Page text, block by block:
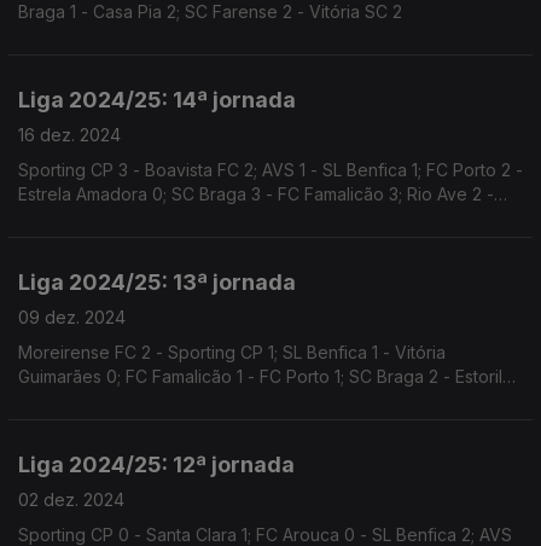
Braga 1 - Casa Pia 2; SC Farense 2 - Vitória SC 2
Liga 2024/25: 14ª jornada
16 dez. 2024
Sporting CP 3 - Boavista FC 2; AVS 1 - SL Benfica 1; FC Porto 2 -
Estrela Amadora 0; SC Braga 3 - FC Famalicão 3; Rio Ave 2 -
Liga 2024/25: 13ª jornada
09 dez. 2024
Moreirense FC 2 - Sporting CP 1; SL Benfica 1 - Vitória
Guimarães 0; FC Famalicão 1 - FC Porto 1; SC Braga 2 - Estoril
Liga 2024/25: 12ª jornada
02 dez. 2024
Sporting CP 0 - Santa Clara 1; FC Arouca 0 - SL Benfica 2; AVS